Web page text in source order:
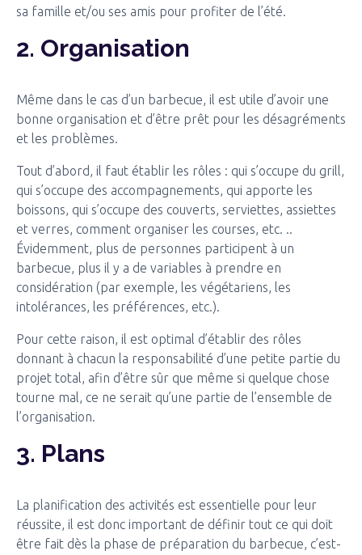
sa famille et/ou ses amis pour profiter de l’été.
2. Organisation
Même dans le cas d’un barbecue, il est utile d’avoir une
bonne organisation et d’être prêt pour les désagréments
et les problèmes.
Tout d’abord, il faut établir les rôles : qui s’occupe du grill,
qui s’occupe des accompagnements, qui apporte les
boissons, qui s’occupe des couverts, serviettes, assiettes
et verres, comment organiser les courses, etc. ..
Évidemment, plus de personnes participent à un
barbecue, plus il y a de variables à prendre en
considération (par exemple, les végétariens, les
intolérances, les préférences, etc.).
Pour cette raison, il est optimal d’établir des rôles
donnant à chacun la responsabilité d’une petite partie du
projet total, afin d’être sûr que même si quelque chose
tourne mal, ce ne serait qu’une partie de l’ensemble de
l’organisation.
3. Plans
La planification des activités est essentielle pour leur
réussite, il est donc important de définir tout ce qui doit
être fait dès la phase de préparation du barbecue, c’est-